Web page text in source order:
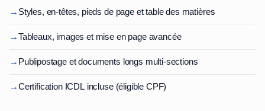
→ Styles, en-têtes, pieds de page et table des matières
→Tableaux, images et mise en page avancée
→ Publipostage et documents longs multi-sections
→Certification ICDL incluse (éligible CPF)